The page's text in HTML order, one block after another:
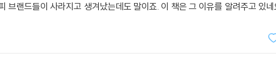
랜드들이 사라지고 생겨났는데도 말이죠. 이 책은 그 이유를 알려주고 있네